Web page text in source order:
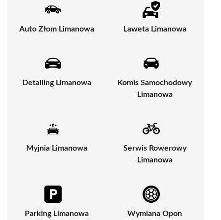
Auto Złom Limanowa Laweta Limanowa
Detailing Limanowa
Komis Samochodowy
Limanowa
Myjnia Limanowa
Serwis Rowerowy
Limanowa
Parking Limanowa
Wymiana Opon